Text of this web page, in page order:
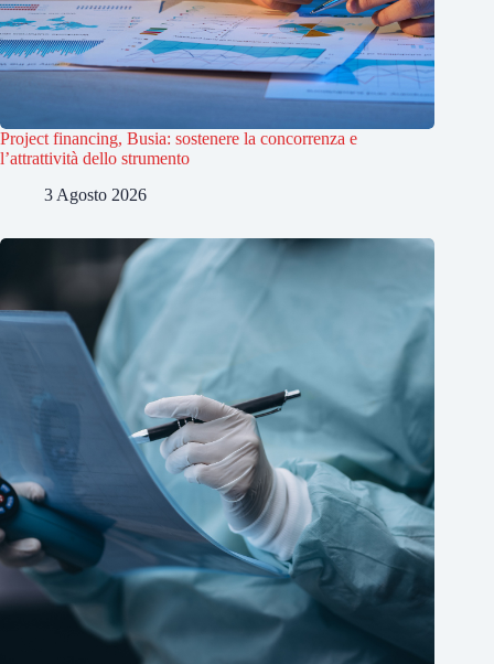
Project financing, Busia: sostenere la concorrenza e
l’attrattività dello strumento
3 Agosto 2026